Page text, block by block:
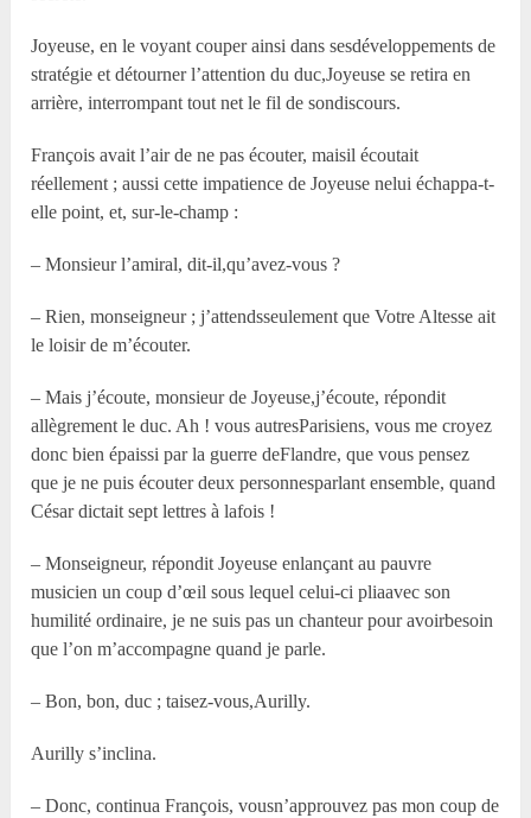
Joyeuse, en le voyant couper ainsi dans sesdéveloppements de
stratégie et détourner l’attention du duc,Joyeuse se retira en
arrière, interrompant tout net le fil de sondiscours.
François avait l’air de ne pas écouter, maisil écoutait
réellement ; aussi cette impatience de Joyeuse nelui échappa-t-
elle point, et, sur-le-champ :
– Monsieur l’amiral, dit-il,qu’avez-vous ?
– Rien, monseigneur ; j’attendsseulement que Votre Altesse ait
le loisir de m’écouter.
– Mais j’écoute, monsieur de Joyeuse,j’écoute, répondit
allègrement le duc. Ah ! vous autresParisiens, vous me croyez
donc bien épaissi par la guerre deFlandre, que vous pensez
que je ne puis écouter deux personnesparlant ensemble, quand
César dictait sept lettres à lafois !
– Monseigneur, répondit Joyeuse enlançant au pauvre
musicien un coup d’œil sous lequel celui-ci pliaavec son
humilité ordinaire, je ne suis pas un chanteur pour avoirbesoin
que l’on m’accompagne quand je parle.
– Bon, bon, duc ; taisez-vous,Aurilly.
Aurilly s’inclina.
– Donc, continua François, vousn’approuvez pas mon coup de